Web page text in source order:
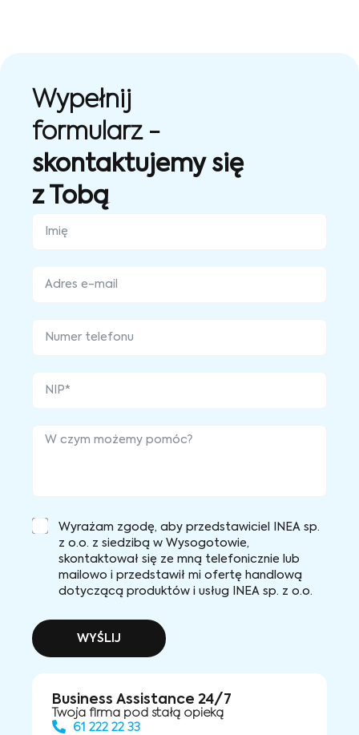
Wypełnij
formularz -
skontaktujemy się
z Tobą
Wyrażam zgodę, aby przedstawiciel INEA sp.
z o.o. z siedzibą w Wysogotowie,
skontaktował się ze mną telefonicznie lub
mailowo i przedstawił mi ofertę handlową
dotyczącą produktów i usług INEA sp. z o.o.
WYŚLIJ
Business Assistance 24/7
Twoja firma pod stałą opieką
61 222 22 33